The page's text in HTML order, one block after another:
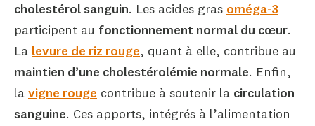
cholestérol sanguin. Les acides gras oméga-3
participent au fonctionnement normal du cœur.
La levure de riz rouge, quant à elle, contribue au
maintien d’une cholestérolémie normale. Enfin,
la vigne rouge contribue à soutenir la circulation
sanguine. Ces apports, intégrés à l’alimentation